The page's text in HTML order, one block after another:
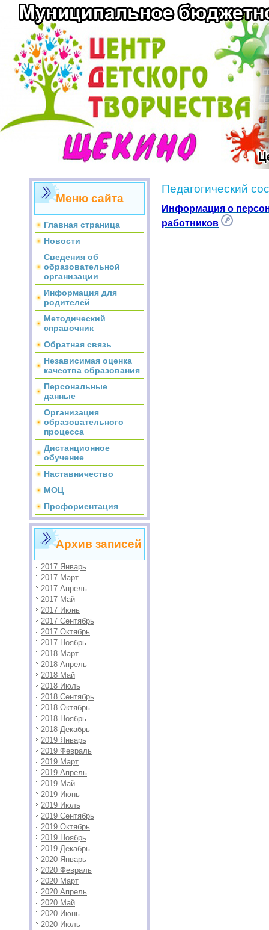
Меню сайта
Главная страница
Новости
Сведения об
образовательной
организации
Информация для
родителей
Методический
справочник
Обратная связь
Независимая оценка
качества образования
Персональные
данные
Организация
образовательного
процесса
Дистанционное
обучение
Наставничество
МОЦ
Профориентация
Архив записей
2017 Январь
2017 Март
2017 Апрель
2017 Май
2017 Июнь
2017 Сентябрь
2017 Октябрь
2017 Ноябрь
2018 Март
2018 Апрель
2018 Май
2018 Июль
2018 Сентябрь
2018 Октябрь
2018 Ноябрь
2018 Декабрь
2019 Январь
2019 Февраль
2019 Март
2019 Апрель
2019 Май
2019 Июнь
2019 Июль
2019 Сентябрь
2019 Октябрь
2019 Ноябрь
2019 Декабрь
2020 Январь
2020 Февраль
2020 Март
2020 Апрель
2020 Май
2020 Июнь
2020 Июль
Педагогический
Информация о
работников